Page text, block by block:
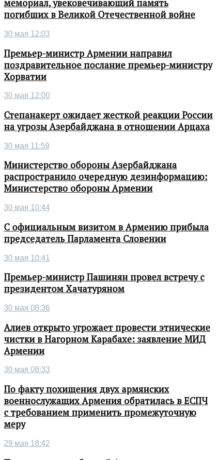
мемориал, увековечивающий память
погибших в Великой Отечественной войне
30 мая 12:03
Премьер-министр Армении направил
поздравительное послание премьер-министру
Хорватии
30 мая 12:00
Степанакерт ожидает жесткой реакции России
на угрозы Азербайджана в отношении Арцаха
30 мая 11:59
Министерство обороны Азербайджана
распространило очередную дезинформацию:
Министерство обороны Армении
30 мая 10:44
С официальным визитом в Армению прибыла
председатель Парламента Словении
30 мая 10:41
Премьер-министр Пашинян провел встречу с
президентом Хачатуряном
30 мая 08:36
Алиев открыто угрожает провести этнические
чистки в Нагорном Карабахе: заявление МИД
Армении
30 мая 08:33
По факту похищения двух армянских
военнослужащих Армения обратилась в ЕСПЧ
с требованием применить промежуточную
меру
29 мая 18:42